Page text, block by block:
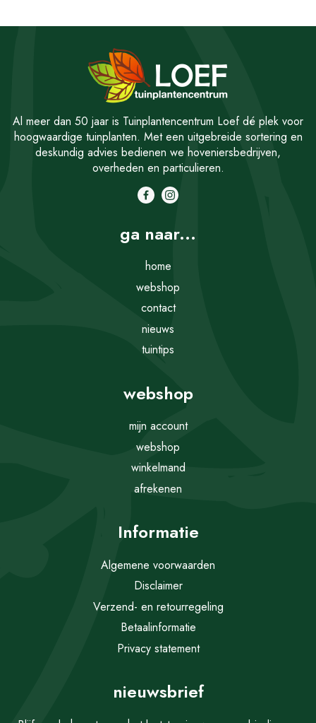
Al meer dan 50 jaar is Tuinplantencentrum Loef dé plek voor
hoogwaardige tuinplanten. Met een uitgebreide sortering en
deskundig advies bedienen we hoveniersbedrijven,
overheden en particulieren.
ga naar...
home
webshop
contact
nieuws
tuintips
webshop
mijn account
webshop
winkelmand
afrekenen
Informatie
Algemene voorwaarden
Disclaimer
Verzend- en retourregeling
Betaalinformatie
Privacy statement
nieuwsbrief